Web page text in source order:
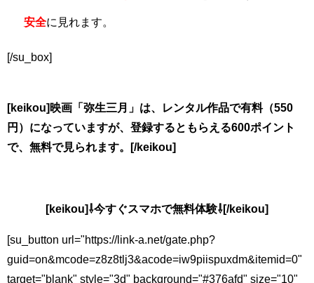
安全に見れます。
[/su_box]
[keikou]映画「弥生三月」は、レンタル作品で有料（550
円）になっていますが、登録するともらえる600ポイント
で、無料で見られます。[/keikou]
[keikou]⇩今すぐスマホで無料体験⇩[/keikou]
[su_button url="https://link-a.net/gate.php?
guid=on&mcode=z8z8tlj3&acode=iw9piispuxdm&itemid=0"
target="blank" style="3d" background="#376afd" size="10"